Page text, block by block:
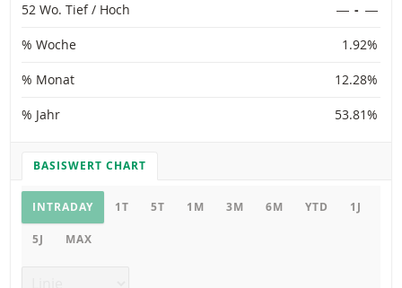
52 Wo. Tief / Hoch
― - ―
% Woche 1.92%
% Monat 12.28%
% Jahr 53.81%
BASISWERT CHART
Basiswert Chart
CHART EINSTELLUNGEN
INTRADAY
1T 5T 1M 3M 6M YTD 1J
5J MAX